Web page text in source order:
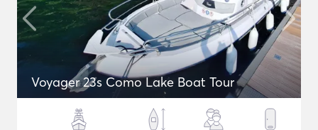
Voyager 23s Como Lake Boat Tour